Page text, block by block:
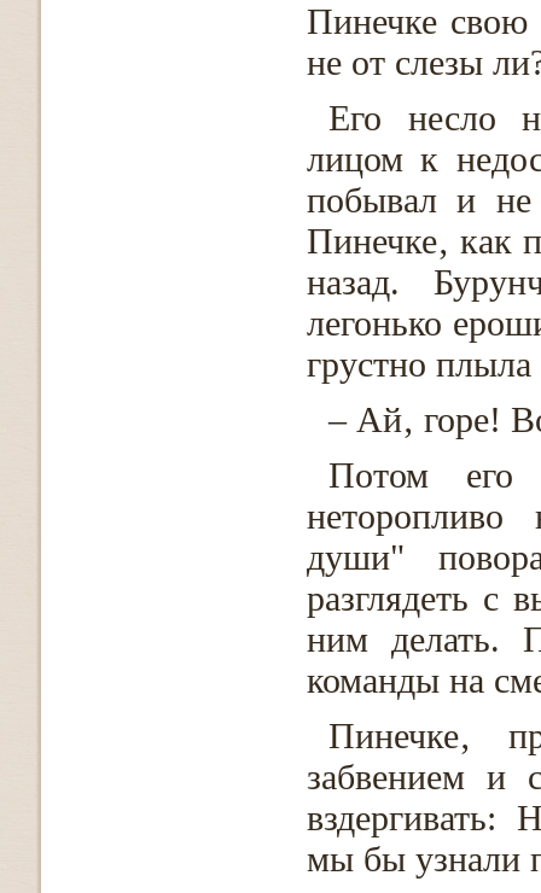
Пинечке свою
не от слезы
Его несло
лицом к
побывал и не
Пинечке‚ как
назад.
легонько
грустно
– Ай‚ горе!
Потом его
души"
разглядеть с
ним делать.
команды на
Пинечке‚
забвением и
вздергивать:
мы бы узнали